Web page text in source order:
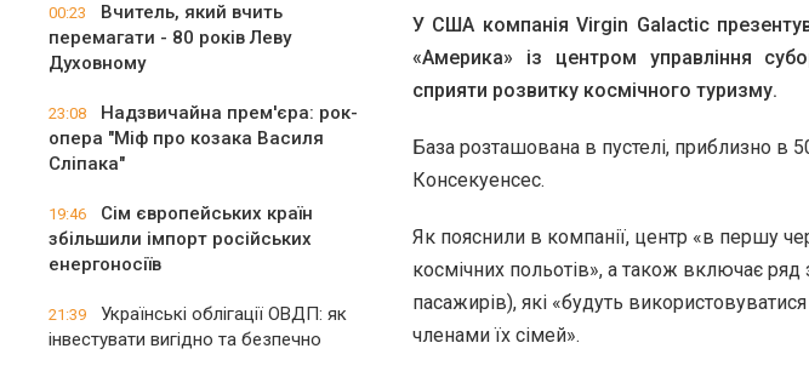
00:23
Вчитель, який вчить
перемагати - 80 років Леву
Духовному
23:08
Надзвичайна прем'єра: рок-
опера "Міф про козака Василя
Сліпака"
19:46
Сім європейських країн
збільшили імпорт російських
енергоносіїв
21:39
Українські облігації ОВДП: як
інвестувати вигідно та безпечно
У США компанія Virgin Galactic
«Америка» із центром управління
сприяти розвитку космічного туризму.
База розташована в пустелі, приблизно в
Консекуенсес.
Як пояснили в компанії, центр «в першу
космічних польотів», а також включає
пасажирів), які «будуть
членами їх сімей».